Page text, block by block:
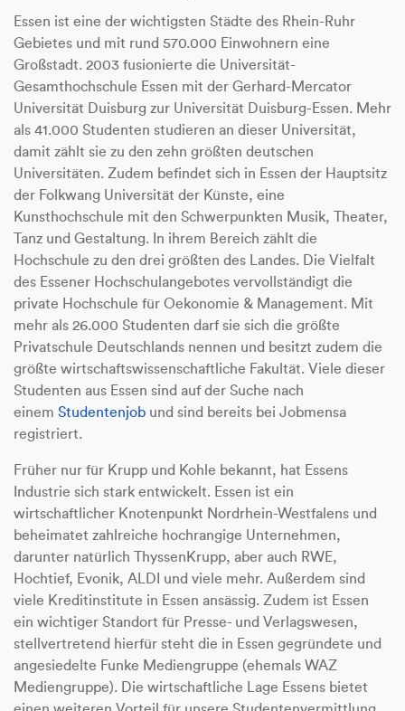
Essen ist eine der wichtigsten Städte des Rhein-Ruhr
Gebietes und mit rund 570.000 Einwohnern eine
Großstadt. 2003 fusionierte die Universität-
Gesamthochschule Essen mit der Gerhard-Mercator
Universität Duisburg zur Universität Duisburg-Essen. Mehr
als 41.000 Studenten studieren an dieser Universität,
damit zählt sie zu den zehn größten deutschen
Universitäten. Zudem befindet sich in Essen der Hauptsitz
der Folkwang Universität der Künste, eine
Kunsthochschule mit den Schwerpunkten Musik, Theater,
Tanz und Gestaltung. In ihrem Bereich zählt die
Hochschule zu den drei größten des Landes. Die Vielfalt
des Essener Hochschulangebotes vervollständigt die
private Hochschule für Oekonomie & Management. Mit
mehr als 26.000 Studenten darf sie sich die größte
Privatschule Deutschlands nennen und besitzt zudem die
größte wirtschaftswissenschaftliche Fakultät. Viele dieser
Studenten aus Essen sind auf der Suche nach
einem Studentenjob und sind bereits bei Jobmensa
registriert.
Früher nur für Krupp und Kohle bekannt, hat Essens
Industrie sich stark entwickelt. Essen ist ein
wirtschaftlicher Knotenpunkt Nordrhein-Westfalens und
beheimatet zahlreiche hochrangige Unternehmen,
darunter natürlich ThyssenKrupp, aber auch RWE,
Hochtief, Evonik, ALDI und viele mehr. Außerdem sind
viele Kreditinstitute in Essen ansässig. Zudem ist Essen
ein wichtiger Standort für Presse- und Verlagswesen,
stellvertretend hierfür steht die in Essen gegründete und
angesiedelte Funke Mediengruppe (ehemals WAZ
Mediengruppe). Die wirtschaftliche Lage Essens bietet